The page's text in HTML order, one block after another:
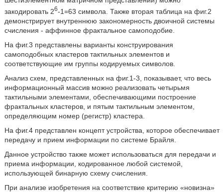
закодировать 26-1=63 символа. Также вторая таблица на фиг.2
демонстрирует внутреннюю закономерность двоичной системы
счисления - аффинное фрактальное самоподобие.
На фиг.3 представлены варианты конструирования
самоподобных кластеров тактильных элементов и
соответствующие им группы кодируемых символов.
Анализ схем, представленных на фиг.1-3, показывает, что весь
информационный массив можно реализовать четырьмя
тактильными элементами, обеспечивающими построение
фрактальных кластеров, и пятым тактильным элементом,
определяющим номер (регистр) кластера.
На фиг.4 представлен концепт устройства, которое обеспечивает
передачу и прием информации по системе Брайля.
Данное устройство также может использоваться для передачи и
приема информации, кодированное любой системой,
использующей бинарную схему счисления.
При анализе изобретения на соответствие критерию «новизна»